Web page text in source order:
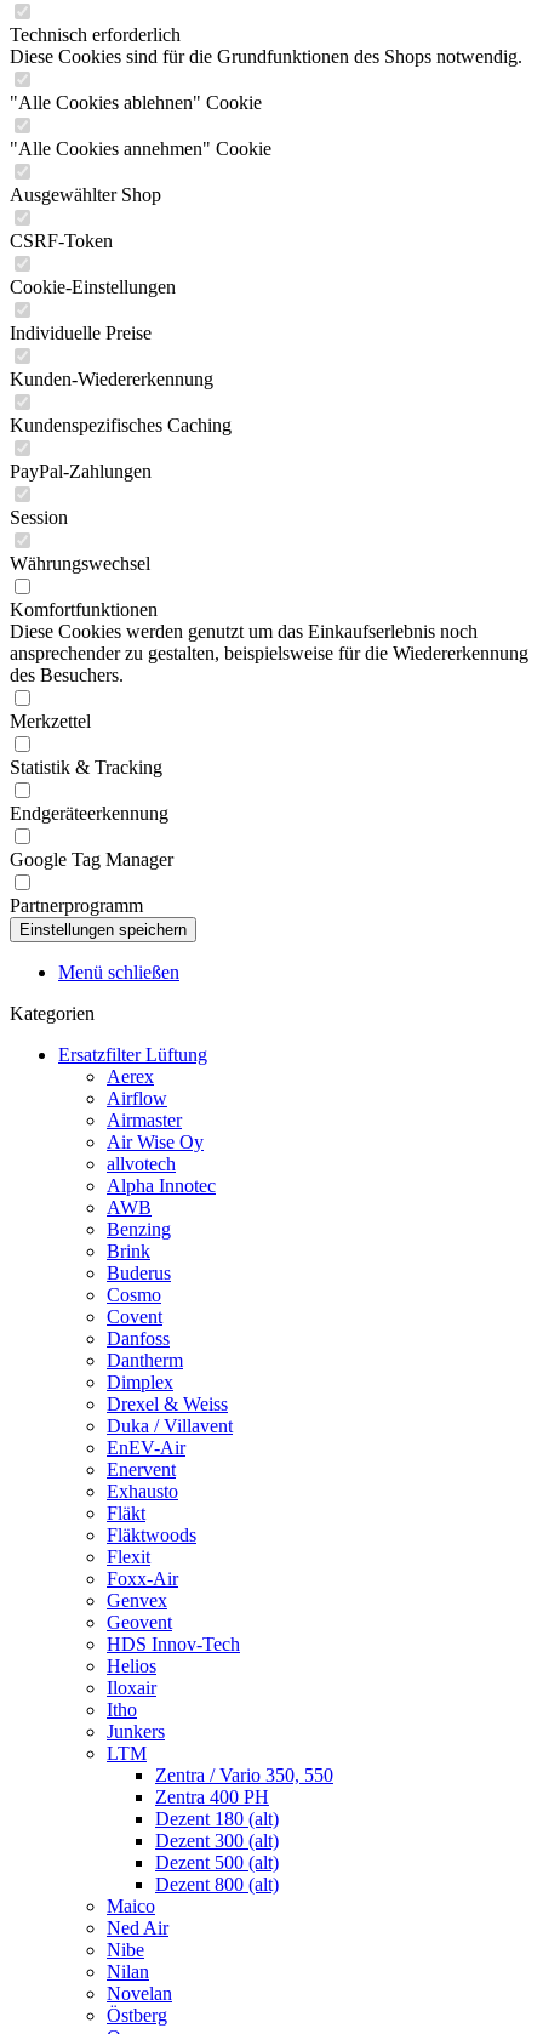
Technisch erforderlich
Diese Cookies sind für die Grundfunktionen des Shops notwendig.
"Alle Cookies ablehnen" Cookie
"Alle Cookies annehmen" Cookie
Ausgewählter Shop
CSRF-Token
Cookie-Einstellungen
Individuelle Preise
Kunden-Wiedererkennung
Kundenspezifisches Caching
PayPal-Zahlungen
Session
Währungswechsel
Komfortfunktionen
Diese Cookies werden genutzt um das Einkaufserlebnis noch
ansprechender zu gestalten, beispielsweise für die Wiedererkennung
des Besuchers.
Merkzettel
Statistik & Tracking
Endgeräteerkennung
Google Tag Manager
Partnerprogramm
Menü schließen
Kategorien
Ersatzfilter Lüftung
Aerex
Airflow
Airmaster
Air Wise Oy
allvotech
Alpha Innotec
AWB
Benzing
Brink
Buderus
Cosmo
Covent
Danfoss
Dantherm
Dimplex
Drexel & Weiss
Duka / Villavent
EnEV-Air
Enervent
Exhausto
Fläkt
Fläktwoods
Flexit
Foxx-Air
Genvex
Geovent
HDS Innov-Tech
Helios
Iloxair
Itho
Junkers
LTM
Zentra / Vario 350, 550
Zentra 400 PH
Dezent 180 (alt)
Dezent 300 (alt)
Dezent 500 (alt)
Dezent 800 (alt)
Maico
Ned Air
Nibe
Nilan
Novelan
Östberg